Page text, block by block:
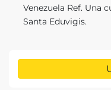
Venezuela Ref. Una
Santa Eduvigis.